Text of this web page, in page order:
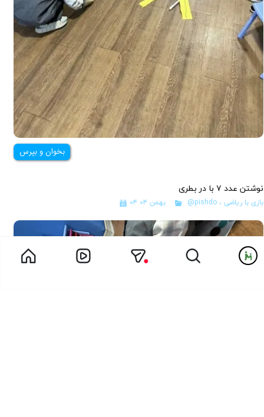
بخوان و بپرس
نوشتن عدد ۷ با در بطری
۰۴ بهمن ۰۴ @pishdo، بازی با ریاضی